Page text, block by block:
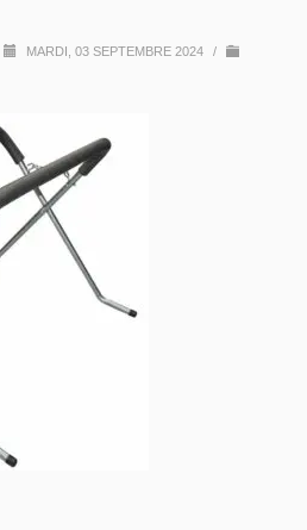
MARDI, 03 SEPTEMBRE 2024
/